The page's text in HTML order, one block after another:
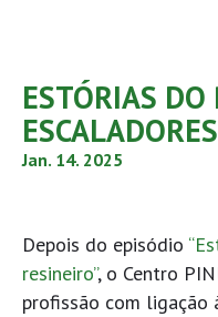
ESTÓRIAS
Jan. 14. 2025
Depois do episódio
resineiro”, o Centro
profissão com ligação